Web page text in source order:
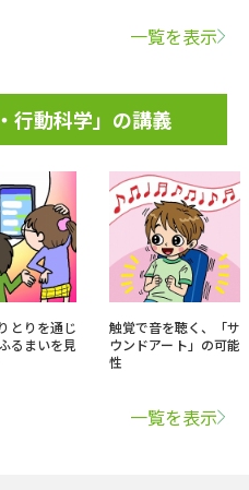
一覧を表示
行動科学」の講義
とりを通じ
るまいを見
触覚で音を聴く、「サ
ウンドアート」の可能
性
一覧を表示